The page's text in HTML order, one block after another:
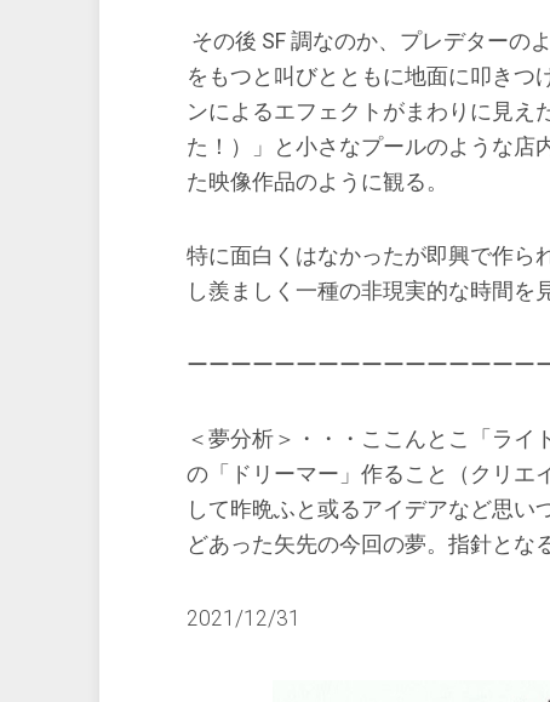
その後 SF 調なのか、プレデターの
をもつと叫びとともに地面に叩きつ
ンによるエフェクトがまわりに見え
た！）」と小さなプールのような店
た映像作品のように観る。
特に面白くはなかったが即興で作ら
し羨ましく一種の非現実的な時間を
ーーーーーーーーーーーーーーーー
＜夢分析＞・・・ここんとこ「ラ
の「ドリーマー」作ること（クリエ
して昨晩ふと或るアイデアなど思い
どあった矢先の今回の夢。指針とな
2021/12/31